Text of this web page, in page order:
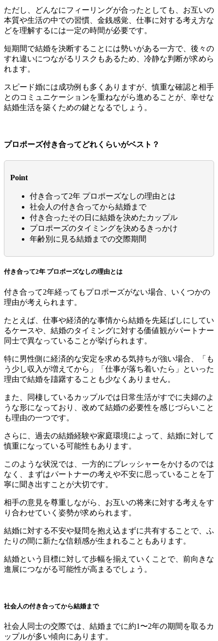
ただし、どんなにフィーリングが合ったとしても、お互いの
本質や生活の中での習慣、金銭感覚、仕事に対する考え方な
どを理解するには一定の時間が必要です。
短期間で結婚を決断することには勢いがある一方で、後々の
すれ違いにつながるリスクもあるため、冷静な判断が求めら
れます。
スピード婚には成功例も多くありますが、慎重な確認と相手
とのコミュニケーションを重ねながら進めることが、幸せな
結婚生活を築くための鍵となるでしょう。
プロポーズ付き合ってどれくらいがベスト？
Point
付き合って2年 プロポーズなしの理由とは
社会人の付き合ってから結婚まで
付き合ったその日に結婚を決めたカップル
プロポーズのタイミングを決めるきっかけ
年齢別に見る結婚までの交際期間
付き合って2年 プロポーズなしの理由とは
付き合って2年経ってもプロポーズがない場合、いくつかの
理由が考えられます。
たとえば、仕事や経済的な事情から結婚を先延ばしにしてい
るケースや、結婚のタイミングに対する価値観がパートナー
同士で異なっていることが挙げられます。
特に男性側に経済的な安定を求める気持ちが強い場合、「も
う少し収入が増えてから」「仕事が落ち着いたら」といった
理由で結婚を躊躇することも少なくありません。
また、同棲しているカップルでは日常生活がすでに夫婦のよ
うな形になっており、改めて結婚の必要性を感じづらいこと
も理由の一つです。
さらに、過去の結婚経験や家庭環境によって、結婚に対して
慎重になっている可能性もあります。
このような状況では、一方的にプレッシャーをかけるのでは
なく、まずはパートナーの考えや不安に思っていることを丁
寧に聞き出すことが大切です。
相手の意見を尊重しながら、お互いの将来に対する考えをす
り合わせていく姿勢が求められます。
結婚に対する不安や疑問を抱え込まずに共有することで、ふ
たりの間に新たな信頼感が生まれることもあります。
結婚という目標に対して歩幅を揃えていくことで、前向きな
進展につながる可能性が高まるでしょう。
社会人の付き合ってから結婚まで
社会人同士の交際では、結婚までに約1〜2年の期間を取るカ
ップルが多い傾向にあります。